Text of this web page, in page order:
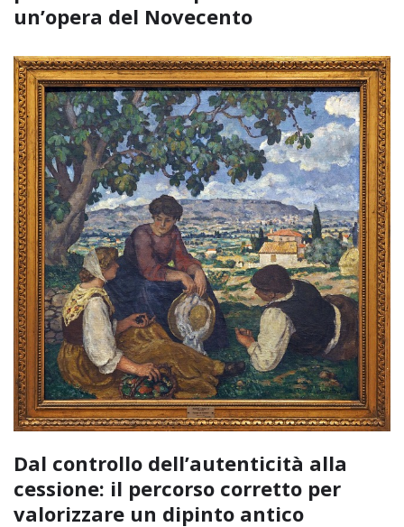
un’opera del Novecento
Dal controllo dell’autenticità alla
cessione: il percorso corretto per
valorizzare un dipinto antico